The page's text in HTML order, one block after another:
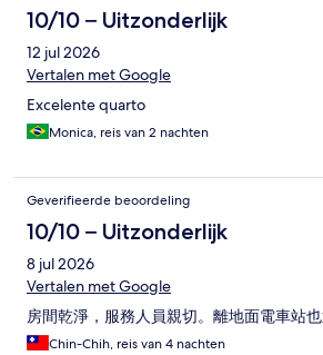
10/10 – Uitzonderlijk
12 jul 2026
Vertalen met Google
Excelente quarto
Monica, reis van 2 nachten
Geverifieerde beoordeling
10/10 – Uitzonderlijk
8 jul 2026
Vertalen met Google
房間乾淨，服務人員親切。離地面電車站
Chin-Chih, reis van 4 nachten